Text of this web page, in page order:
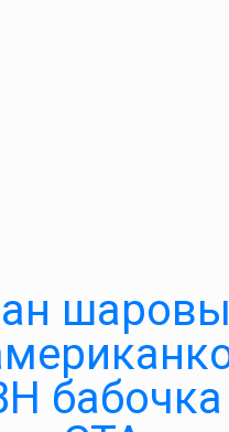
бабочка